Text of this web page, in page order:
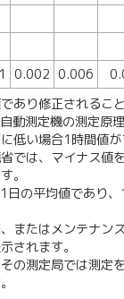
0.002 0.006
あり修正されるこ
動測定機の測定原
低い場合1時間値
では、マイナス値
。
日の平均値であり
またはメンテナンス
されます。
の測定局では測定